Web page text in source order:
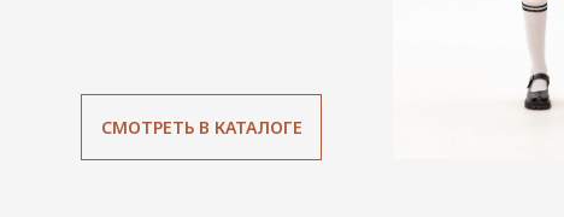
СМОТРЕТЬ В КАТАЛОГЕ